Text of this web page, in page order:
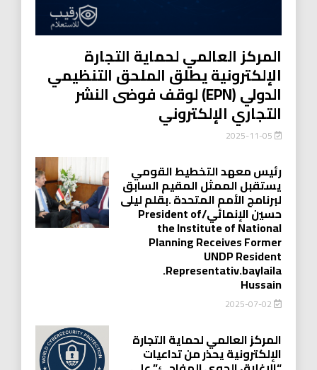
المركز العالمي لحماية التجارة
الإلكترونية يطلق الملحق التنظيمي
الدولي (EPN) لوقف فوضى النشر
التجاري الإلكتروني
رئيس معهد التخطيط القومي
يستقبل الممثل المقيم السابق
لبرنامج الأمم المتحدة .بقلم ليلى
حسين الإنمائي/President of
the Institute of National
Planning Receives Former
UNDP Resident
.Representativ.baylaila
Hussain
2025-07-02
المركز العالمي لحماية التجارة
الإلكترونية يحذر من تداعيات